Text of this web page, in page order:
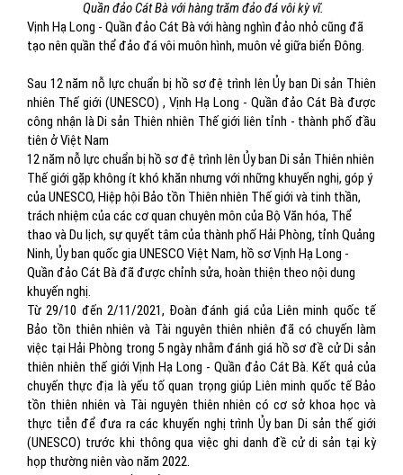
Quần đảo Cát Bà với hàng trăm đảo đá vôi kỳ vĩ.
Vịnh Hạ Long - Quần đảo Cát Bà với hàng nghìn đảo nhỏ cũng đã
tạo nên quần thể đảo đá vôi muôn hình, muôn vẻ giữa biển Đông.
Sau 12 năm nỗ lực chuẩn bị hồ sơ đệ trình lên Ủy ban Di sản Thiên
nhiên Thế giới (UNESCO) , Vịnh Hạ Long - Quần đảo Cát Bà được
công nhận là Di sản Thiên nhiên Thế giới liên tỉnh - thành phố đầu
tiên ở Việt Nam
12 năm nỗ lực chuẩn bị hồ sơ đệ trình lên Ủy ban Di sản Thiên nhiên
Thế giới gặp không ít khó khăn nhưng với những khuyến nghị, góp ý
của UNESCO, Hiệp hội Bảo tồn Thiên nhiên Thế giới và tinh thần,
trách nhiệm của các cơ quan chuyên môn của Bộ Văn hóa, Thể
thao và Du lịch, sự quyết tâm của thành phố Hải Phòng, tỉnh Quảng
Ninh, Ủy ban quốc gia UNESCO Việt Nam, hồ sơ Vịnh Hạ Long -
Quần đảo Cát Bà đã được chỉnh sửa, hoàn thiện theo nội dung
khuyến nghị.
Từ 29/10 đến 2/11/2021, Đoàn đánh giá của Liên minh quốc tế
Bảo tồn thiên nhiên và Tài nguyên thiên nhiên đã có chuyến làm
việc tại Hải Phòng trong 5 ngày nhằm đánh giá hồ sơ đề cử Di sản
thiên nhiên thế giới Vịnh Hạ Long - Quần đảo Cát Bà. Kết quả của
chuyến thực địa là yếu tố quan trọng giúp Liên minh quốc tế Bảo
tồn thiên nhiên và Tài nguyên thiên nhiên có cơ sở khoa học và
thực tiễn để đưa ra các khuyến nghị trình Ủy ban Di sản thế giới
(UNESCO) trước khi thông qua việc ghi danh đề cử di sản tại kỳ
họp thường niên vào năm 2022.